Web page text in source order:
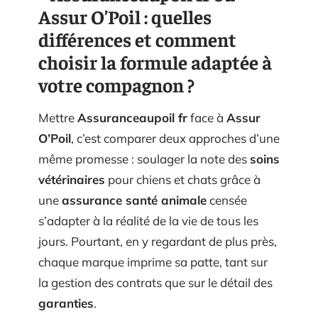
Assur O’Poil : quelles
différences et comment
choisir la formule adaptée à
votre compagnon ?
MettreAssuranceaupoil frface à Assur
O’Poil, c’est comparer deux approches d’une
même promesse : soulager la note dessoins
vétérinaires pour chiens et chats grâce à
uneassurance santé animalecensée
s’adapter à la réalité de la vie de tous les
jours. Pourtant, en y regardant de plus près,
chaque marque imprime sa patte, tant sur
la gestion des contrats que sur le détail des
garanties.